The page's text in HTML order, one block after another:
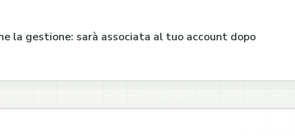
la gestione: sarà associata al tuo account dopo